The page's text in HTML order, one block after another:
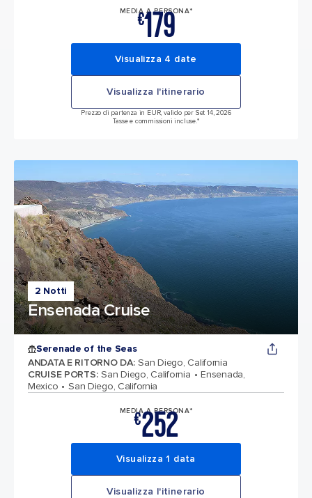
MEDIA A PERSONA*
€179
Visualizza 4 date
Visualizza l'itinerario
Prezzo di partenza in EUR, valido per Set 14, 2026
Tasse e commissioni incluse.*
2 Notti
Ensenada Cruise
Serenade of the Seas
ANDATA E RITORNO DA: San Diego, California
CRUISE PORTS: San Diego, California
Ensenada,
Mexico
San Diego, California
MEDIA A PERSONA*
€252
Visualizza 1 data
Visualizza l'itinerario